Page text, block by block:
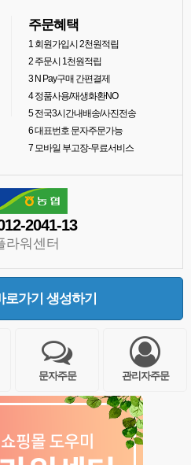
주문혜택
1회원가입시 2천원적립
2주문시 1천원적립
3N Pay구매 간편결제
4정품사용/재생화환NO
5전국3시간내배송/사진전송
6대표번호 문자주문가능
7모바일 부고장-무료서비스
2041-13
라워센터
로가기 생성하기
문자주문 관리자주문